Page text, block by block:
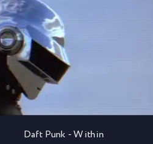
Daft Punk - Within